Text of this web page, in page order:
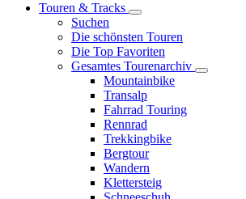
Touren & Tracks
Suchen
Die schönsten Touren
Die Top Favoriten
Gesamtes Tourenarchiv
Mountainbike
Transalp
Fahrrad Touring
Rennrad
Trekkingbike
Bergtour
Wandern
Klettersteig